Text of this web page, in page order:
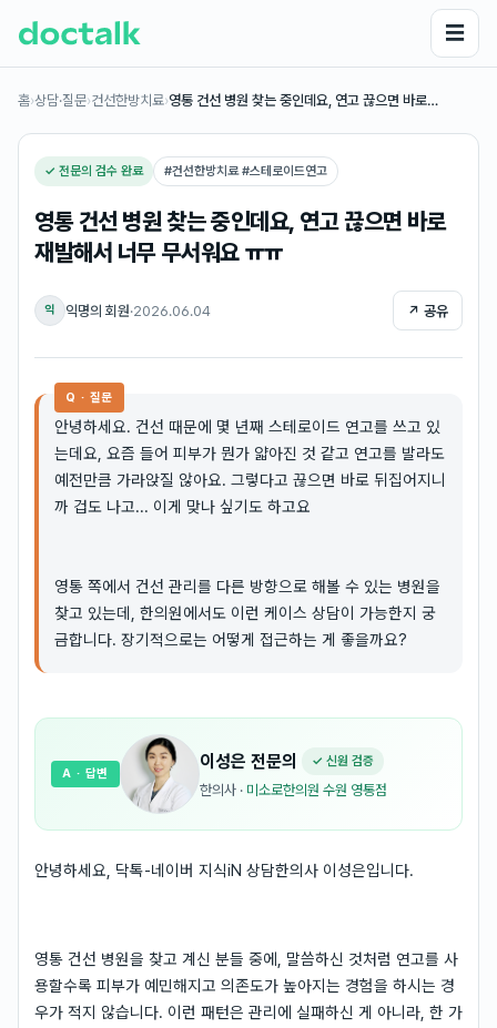
☰
홈›상담·질문›건선한방치료›영통 건선 병원 찾는 중인데요, 연고 끊으면 바로…
✓ 전문의 검수 완료 #건선한방치료 #스테로이드연고
영통 건선 병원 찾는 중인데요, 연고 끊으면 바로
재발해서 너무 무서워요 ㅠㅠ
익 익명의 회원·2026.06.04 ↗ 공유
Q · 질문
안녕하세요. 건선 때문에 몇 년째 스테로이드 연고를 쓰고 있
는데요, 요즘 들어 피부가 뭔가 얇아진 것 같고 연고를 발라도
예전만큼 가라앉질 않아요. 그렇다고 끊으면 바로 뒤집어지니
까 겁도 나고... 이게 맞나 싶기도 하고요
영통 쪽에서 건선 관리를 다른 방향으로 해볼 수 있는 병원을
찾고 있는데, 한의원에서도 이런 케이스 상담이 가능한지 궁
금합니다. 장기적으로는 어떻게 접근하는 게 좋을까요?
이성은 전문의 ✓ 신원 검증
한의사 · 미소로한의원 수원 영통점
A · 답변
안녕하세요, 닥톡-네이버 지식iN 상담한의사 이성은입니다.
영통 건선 병원을 찾고 계신 분들 중에, 말씀하신 것처럼 연고를 사
용할수록 피부가 예민해지고 의존도가 높아지는 경험을 하시는 경
우가 적지 않습니다. 이런 패턴은 관리에 실패하신 게 아니라, 한 가